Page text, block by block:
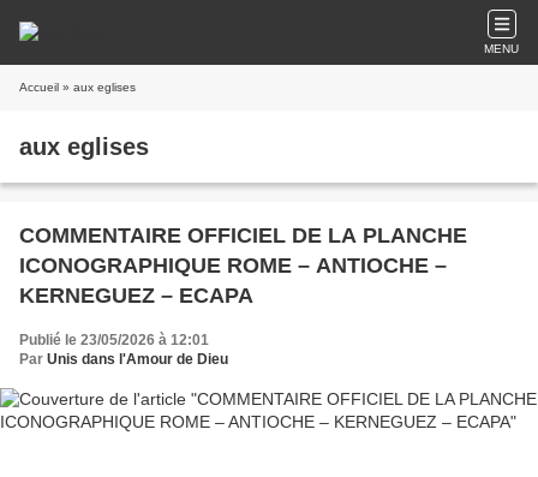
MENU
Accueil » aux eglises
aux eglises
COMMENTAIRE OFFICIEL DE LA PLANCHE
ICONOGRAPHIQUE ROME – ANTIOCHE –
KERNEGUEZ – ECAPA
Publié le 23/05/2026 à 12:01
Par Unis dans l'Amour de Dieu